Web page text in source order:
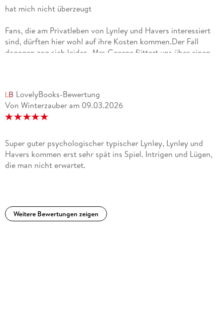
hat mich nicht überzeugt
Fans, die am Privatleben von Lynley und Havers interessiert
sind, dürften hier wohl auf ihre Kosten kommen.Der Fall
dagegen zog sich leider...Mrs.George füttert uns über einen
allmählich zum Kulminationspunkt führen.Lynley und Havers
stoßen erst später dazu und zeigen Fehler der Ermittlerin vor
Ort auf, was aber die eigentliche Auflösung nicht besser
LovelyBooks-Bewertung
Von Winterzauber am 09.03.2026
Super guter psychologischer typischer Lynley, Lynley und
Havers kommen erst sehr spät ins Spiel. Intrigen und Lügen,
die man nicht erwartet.
Weitere Bewertungen zeigen